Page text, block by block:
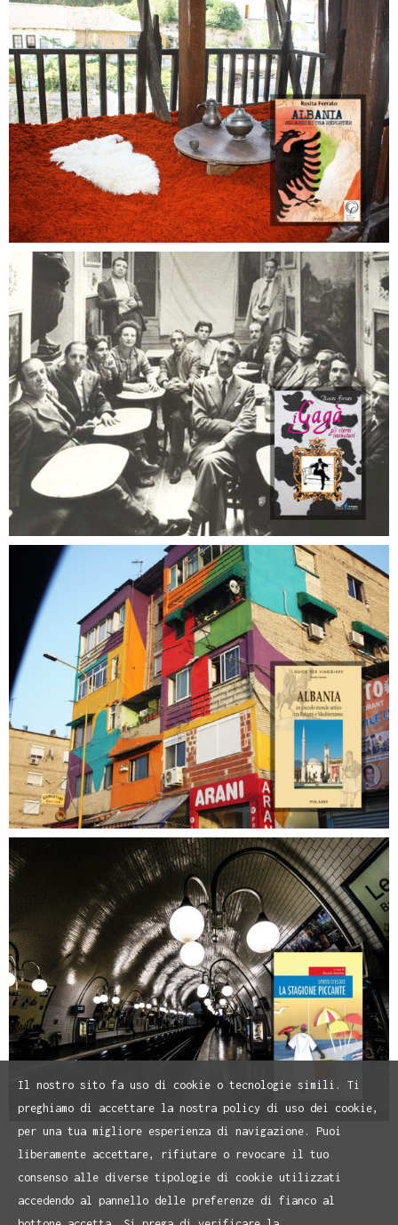
Il nostro sito fa uso di cookie o tecnologie simili. Ti
preghiamo di accettare la nostra policy di uso dei cookie,
per una tua migliore esperienza di navigazione. Puoi
liberamente accettare, rifiutare o revocare il tuo
consenso alle diverse tipologie di cookie utilizzati
accedendo al pannello delle preferenze di fianco al